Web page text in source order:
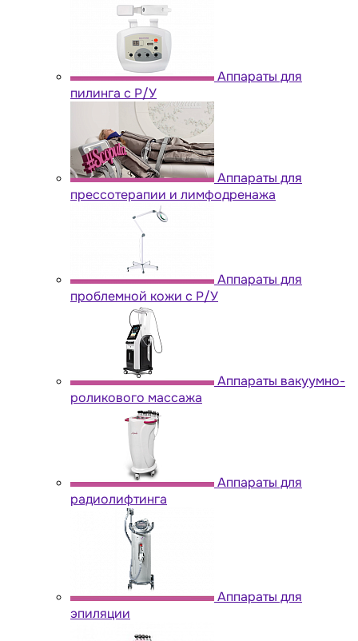
Аппараты для
пилинга с Р/У
Аппараты для
прессотерапии и лимфодренажа
Аппараты для
проблемной кожи с Р/У
Аппараты вакуумно-
роликового массажа
Аппараты для
радиолифтинга
Аппараты для
эпиляции